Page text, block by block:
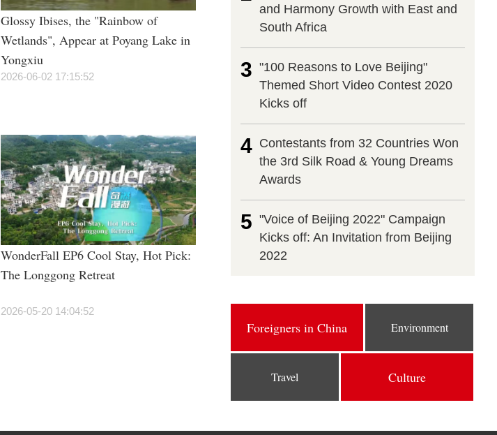
Glossy Ibises, the "Rainbow of
Wetlands", Appear at Poyang Lake in
Yongxiu
2026-06-02 17:15:52
WonderFall EP6 Cool Stay, Hot Pick:
The Longgong Retreat
2026-05-20 14:04:52
and Harmony Growth with East and
South Africa
3 "100 Reasons to Love Beijing"
Themed Short Video Contest 2020
Kicks off
4 Contestants from 32 Countries Won
the 3rd Silk Road & Young Dreams
Awards
5 "Voice of Beijing 2022" Campaign
Kicks off: An Invitation from Beijing
2022
Foreigners in China Environment
Travel Culture